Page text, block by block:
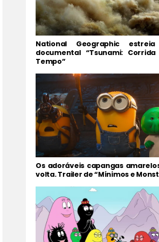
National Geographic
documental “Tsunami:
Tempo”
Os adoráveis ​​capangas
volta. Trailer de “Mínimos e